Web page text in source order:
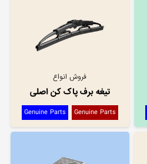
فروش انواع
تیغه برف پاک کن اصلی
Genuine Parts
Genuine Parts